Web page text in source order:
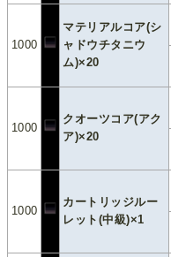
1000
マテリアルコア(シ
ャドウチタニウ
ム)×20
1000
クオーツコア(アク
ア)×20
1000
カートリッジルー
レット(中級)×1